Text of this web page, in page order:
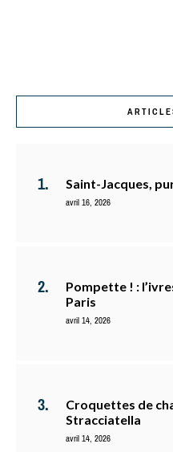
Saint-Jacques,
avril 16, 2026
Pompette ! :
Paris
avril 14, 2026
Croquettes de
Stracciatella
avril 14, 2026